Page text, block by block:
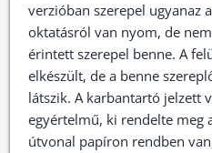
verzióban szerepel ugyanaz
oktatásról van nyom, de
érintett szerepel benne. A
elkészült, de a benne
látszik. A karbantartó jelzett
egyértelmű, ki rendelte meg
útvonal papíron rendben